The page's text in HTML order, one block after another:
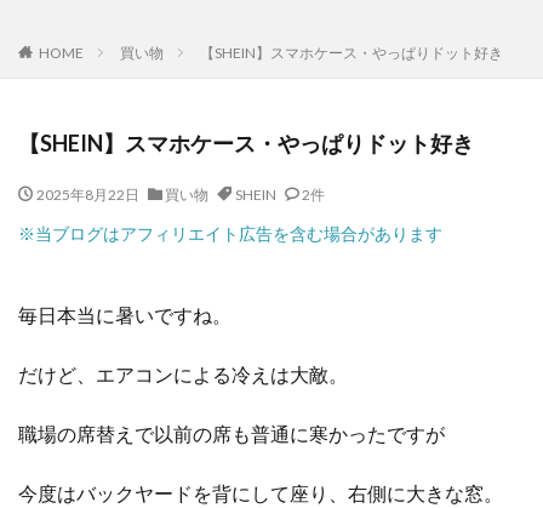
HOME 買い物 【SHEIN】スマホケース・やっぱりドット好き
【SHEIN】スマホケース・やっぱりドット好き
2025年8月22日 買い物 SHEIN 2件
※当ブログはアフィリエイト広告を含む場合があります
毎日本当に暑いですね。
だけど、エアコンによる冷えは大敵。
職場の席替えで以前の席も普通に寒かったですが
今度はバックヤードを背にして座り、右側に大きな窓。